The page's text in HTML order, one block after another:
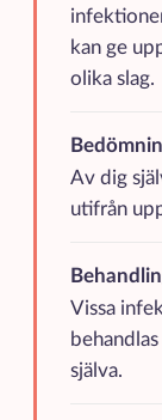
kan ge
olika slag.
Av dig
utifrån
Vissa
själva.